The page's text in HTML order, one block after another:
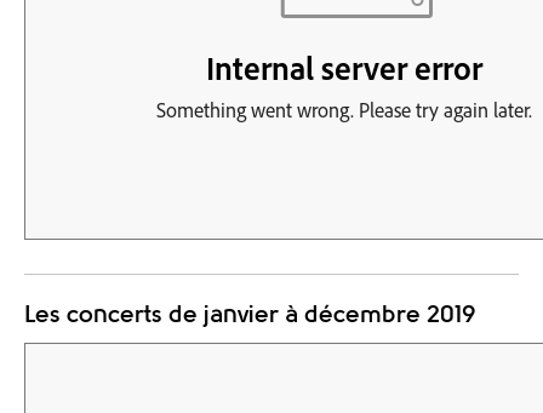
Les concerts de janvier à décembre 2019